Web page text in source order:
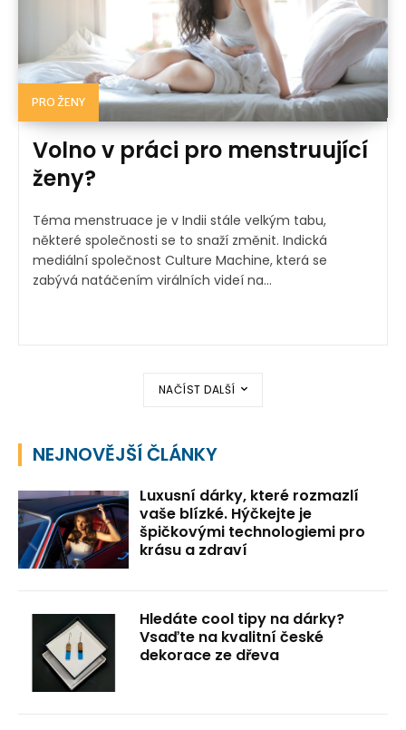
PRO ŽENY
Volno v práci pro menstruující
ženy?
Téma menstruace je v Indii stále velkým tabu,
některé společnosti se to snaží změnit. Indická
mediální společnost Culture Machine, která se
zabývá natáčením virálních videí na...
NAČÍST DALŠÍ
NEJNOVĚJŠÍ ČLÁNKY
Luxusní dárky, které rozmazlí
vaše blízké. Hýčkejte je
špičkovými technologiemi pro
krásu a zdraví
Hledáte cool tipy na dárky?
Vsaďte na kvalitní české
dekorace ze dřeva